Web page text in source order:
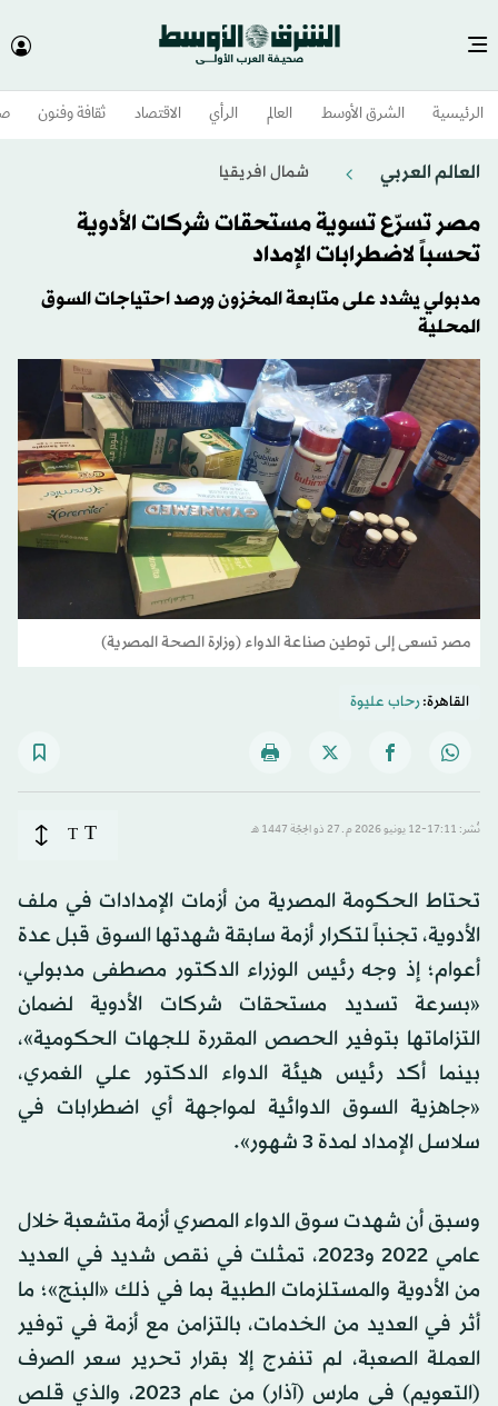
الرئيسية الشرق الأوسط​ العالم الرأي الاقتصاد ثقافة وفنون
العالم العربي شمال افريقيا
مصر تسرّع تسوية مستحقات شركات الأدوية
تحسباً لاضطرابات الإمداد
مدبولي يشدد على متابعة المخزون ورصد احتياجات السوق
المحلية
مصر تسعى إلى توطين صناعة الدواء (وزارة الصحة المصرية)
القاهرة:رحاب عليوة
نُشر: 17:11-12 يونيو 2026 م ـ 27 ذو الحِجّة 1447 هـ T
T
تحتاط الحكومة المصرية من أزمات الإمدادات في ملف
الأدوية، تجنباً لتكرار أزمة سابقة شهدتها السوق قبل عدة
أعوام؛ إذ وجه رئيس الوزراء الدكتور مصطفى مدبولي،
«بسرعة تسديد مستحقات شركات الأدوية لضمان
التزاماتها بتوفير الحصص المقررة للجهات الحكومية»،
بينما أكد رئيس هيئة الدواء الدكتور علي الغمري،
«جاهزية السوق الدوائية لمواجهة أي اضطرابات في
سلاسل الإمداد لمدة 3 شهور».
وسبق أن شهدت سوق الدواء المصري أزمة متشعبة خلال
عامي 2022 و2023، تمثلت في نقص شديد في العديد
من الأدوية والمستلزمات الطبية بما في ذلك «البنج»؛ ما
أثر في العديد من الخدمات، بالتزامن مع أزمة في توفير
العملة الصعبة، لم تنفرج إلا بقرار تحرير سعر الصرف
(التعويم) في مارس (آذار) من عام 2023، والذي قلص